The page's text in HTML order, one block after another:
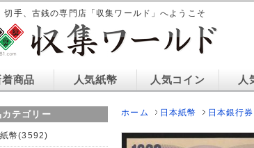
切手、古銭の専門店「収集ワールド」へようこそ
着商品 人気紙幣 人気コイン 人
ホーム 日本紙幣 日本銀行券
カテゴリー
紙幣(3592)